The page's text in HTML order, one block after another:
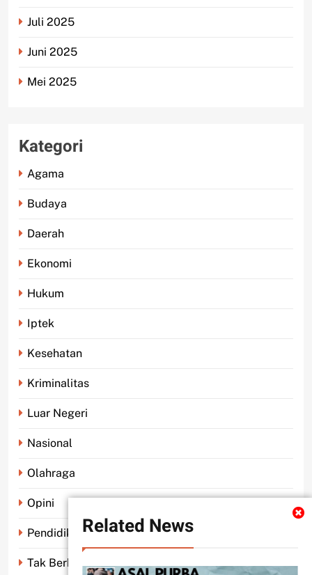
Related News
Juli 2025
Juni 2025
Mei 2025
Kategori
Agama
Budaya
Daerah
Ekonomi
Hukum
Iptek
Kesehatan
Kriminalitas
Luar Negeri
Nasional
Olahraga
Opini
Pendidikan
Tak Berkategori